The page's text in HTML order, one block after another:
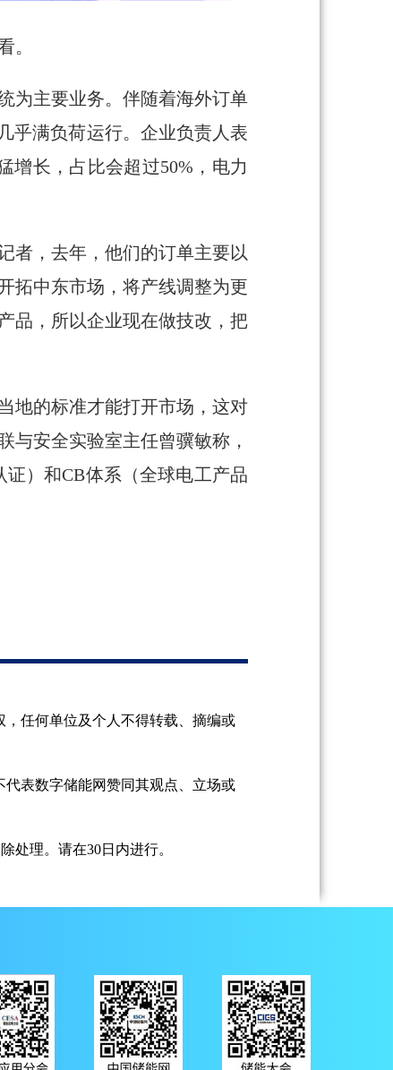
。
为主要业务。伴随着海外订单
乎满负荷运行。企业负责人表
增长，占比会超过50%，电力
者，去年，他们的订单主要以
拓中东市场，将产线调整为更
品，所以企业现在做技改，把
地的标准才能打开市场，这对
与安全实验室主任曾骥敏称，
）和CB体系（全球电工产品
任何单位及个人不得转载、摘编或
表数字储能网赞同其观点、立场或
处理。请在30日内进行。